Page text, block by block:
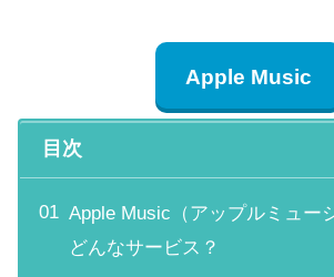
Apple Music
目次
Apple Music（アップルミュー
どんなサービス？